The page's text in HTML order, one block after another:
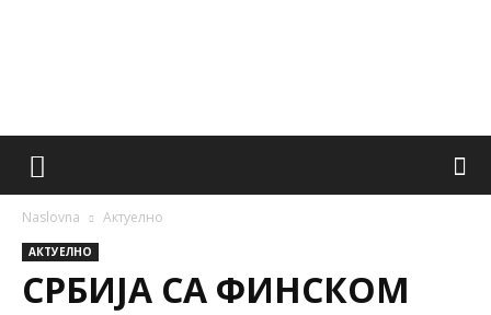
Naslovna Aктуелно
AКТУЕЛНО
СРБИЈА СА ФИНСКОМ